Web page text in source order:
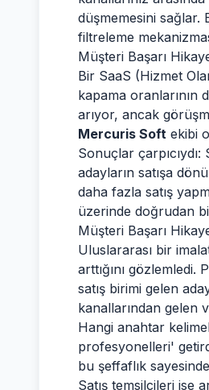
düşmemesini sağlar.
filtreleme
Müşteri Başarı
Bir SaaS (Hizmet
kapama oranlarının
arıyor, ancak
Mercuris Soft ekibi
Sonuçlar
adayların satışa
daha fazla satış
üzerinde doğrudan
Müşteri Başarı
Uluslararası bir
arttığını
satış birimi gelen
kanallarından gelen
Hangi anahtar
profesyonelleri'
bu şeffaflık
Satış temsilcileri ise